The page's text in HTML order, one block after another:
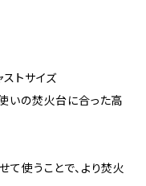
ストサイズ
いの焚火台に合った高
て使うことで、より焚火